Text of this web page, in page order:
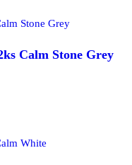
Calm Stone Grey